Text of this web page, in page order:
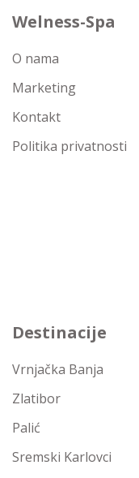
Welness-Spa
O nama
Marketing
Kontakt
Politika privatnosti
Destinacije
Vrnjačka Banja
Zlatibor
Palić
Sremski Karlovci